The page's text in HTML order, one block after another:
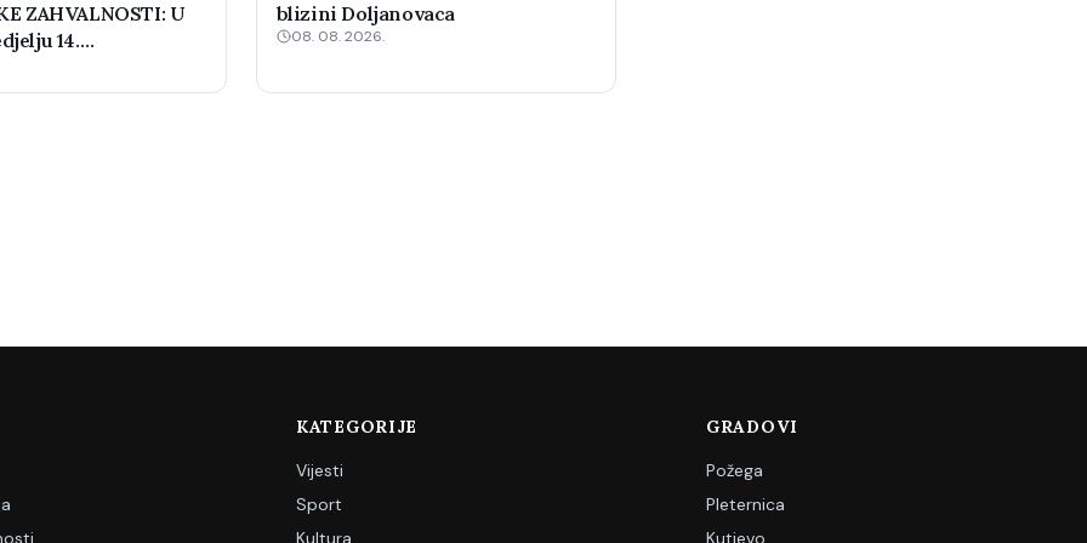
ZAHVALNOSTI: U
14.
šahovski turnir
blizini Doljanovaca
08. 08. 2026.
KATEGORIJE
Vijesti
Sport
Kultura
GRADOVI
Požega
Pleternica
Kutjevo